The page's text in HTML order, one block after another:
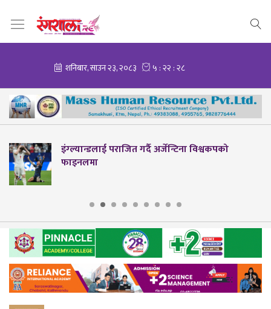
इंग्ल्यान्डलाई पराजित गर्दै अर्जेन्टिना विश्वकपको
फाइनलमा